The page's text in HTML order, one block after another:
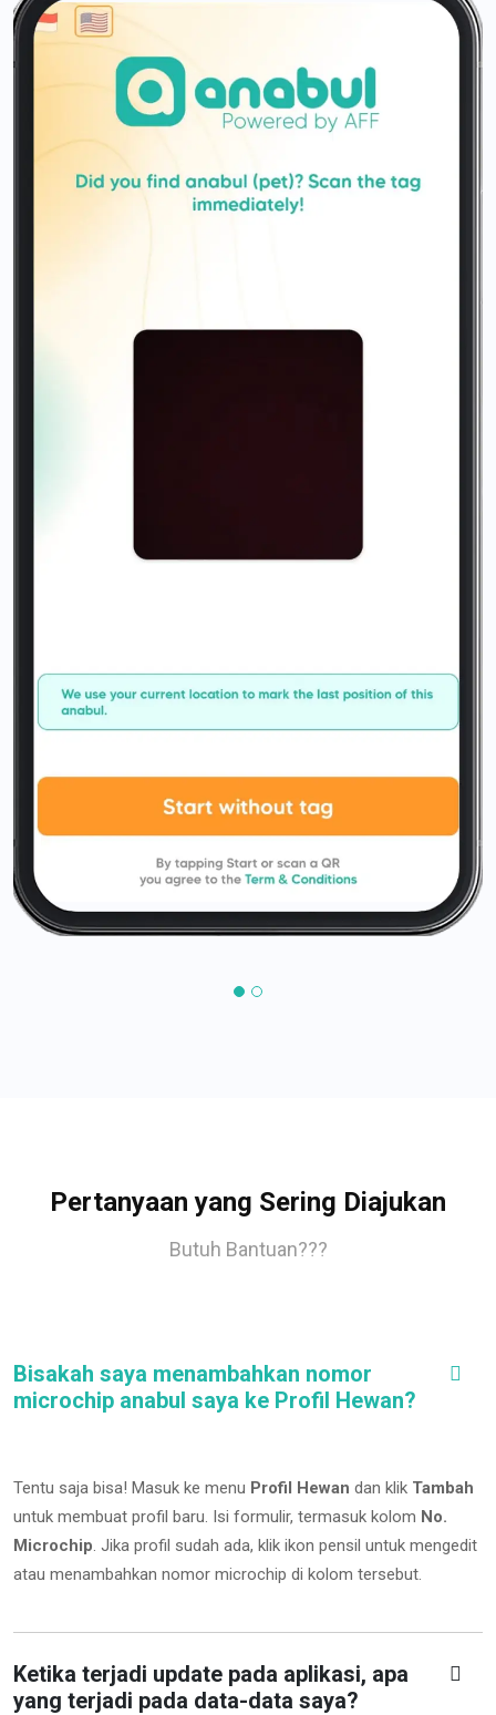
Pertanyaan yang Sering Diajukan
Butuh Bantuan???
Bisakah saya menambahkan nomor
microchip anabul saya ke Profil Hewan?
Tentu saja bisa! Masuk ke menu Profil Hewan dan klik Tambah
untuk membuat profil baru. Isi formulir, termasuk kolom No.
Microchip. Jika profil sudah ada, klik ikon pensil untuk mengedit
atau menambahkan nomor microchip di kolom tersebut.
Ketika terjadi update pada aplikasi, apa
yang terjadi pada data-data saya?